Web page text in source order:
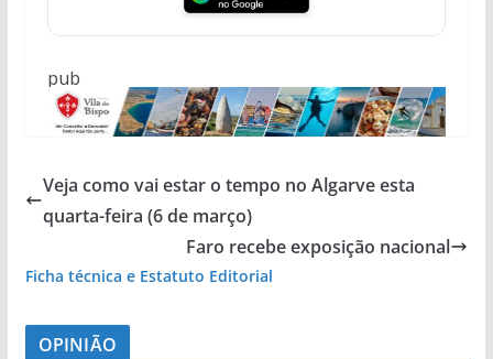
pub
Veja como vai estar o tempo no Algarve esta
quarta-feira (6 de março)
Faro recebe exposição nacional
Ficha técnica e Estatuto Editorial
OPINIÃO